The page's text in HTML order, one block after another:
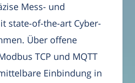
Mess- und
state-of-the-art Cyber-
Über offene
TCP und MQTT
Einbindung in